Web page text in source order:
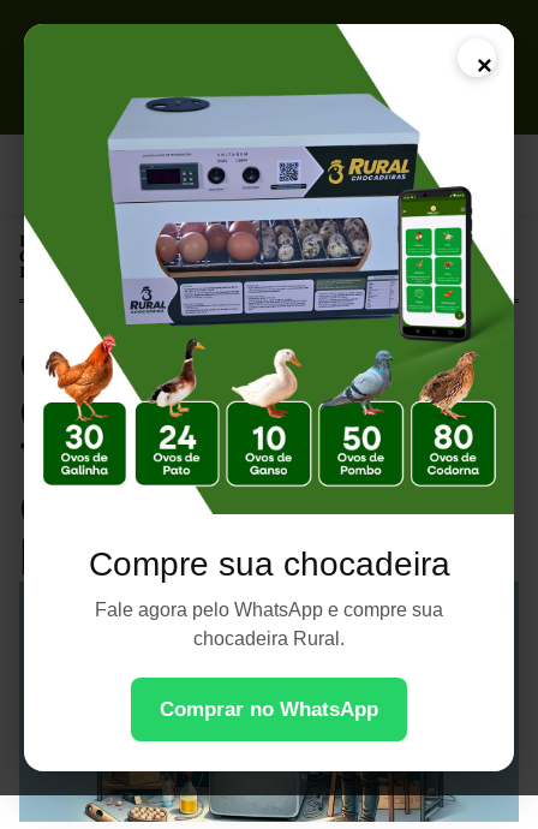
×
Compre sua chocadeira
Fale agora pelo WhatsApp e compre sua
chocadeira Rural.
Comprar no WhatsApp
Página Inicial |
Chocadeira Feita de Geladeira: Transforme sua Geladeira em uma
Incubadora
Chocadeira Feita de
Geladeira:
Transforme sua
Geladeira em uma
Incubadora